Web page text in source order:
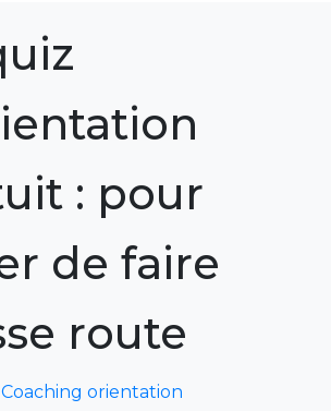
: pour
de faire
route
Coaching orientation